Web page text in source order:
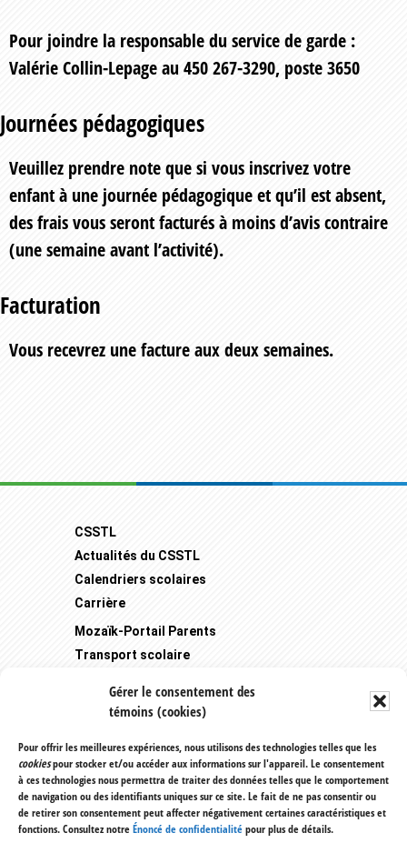
Gérer le consentement des
témoins (cookies)
Pour offrir les meilleures expériences, nous utilisons des technologies telles que les
cookiespour stocker et/ou accéder aux informations sur l'appareil. Le consentement
à ces technologies nous permettra de traiter des données telles que le comportement
de navigation ou des identifiants uniques sur ce site. Le fait de ne pas consentir ou
de retirer son consentement peut affecter négativement certaines caractéristiques et
fonctions. Consultez notreÉnoncé de confidentialitépour plus de détails.
Pour joindre la responsable du service de garde :
Valérie Collin-Lepage au 450 267-3290, poste 3650
Journées pédagogiques
Veuillez prendre note que si vous inscrivez votre
enfant à une journée pédagogique et qu’il est absent,
des frais vous seront facturés à moins d’avis contraire
(une semaine avant l’activité).
Facturation
Vous recevrez une facture aux deux semaines.
Footer
CSSTL
Actualités du CSSTL
Calendriers scolaires
Carrière
Mozaïk-Portail Parents
Transport scolaire
Saint-Zotique (Québec) J0P 1Z0
450 267-3290
de la Riveraine - 425, 34e avenue
Saint-Zotique (Québec) J0P 1Z0